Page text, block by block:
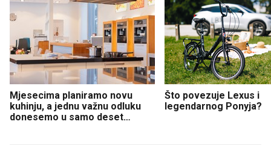
Mjesecima planiramo novu
kuhinju, a jednu važnu odluku
donesemo u samo deset
Što povezuje Lexus i
legendarnog Ponyja?